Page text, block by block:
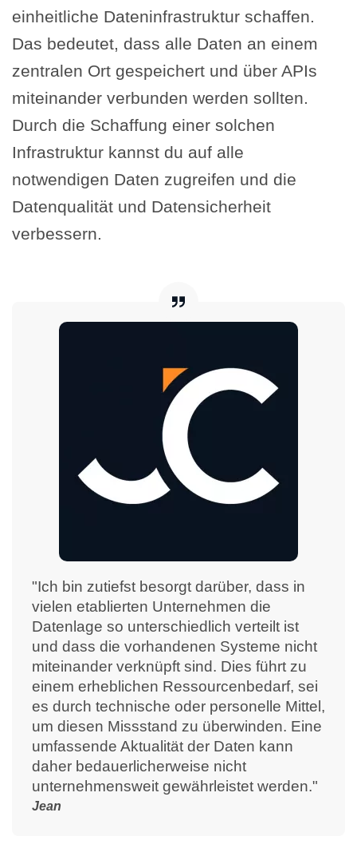
einheitliche Dateninfrastruktur schaffen.
Das bedeutet, dass alle Daten an einem
zentralen Ort gespeichert und über APIs
miteinander verbunden werden sollten.
Durch die Schaffung einer solchen
Infrastruktur kannst du auf alle
notwendigen Daten zugreifen und die
Datenqualität und Datensicherheit
verbessern.
"Ich bin zutiefst besorgt darüber, dass in
vielen etablierten Unternehmen die
Datenlage so unterschiedlich verteilt ist
und dass die vorhandenen Systeme nicht
miteinander verknüpft sind. Dies führt zu
einem erheblichen Ressourcenbedarf, sei
es durch technische oder personelle Mittel,
um diesen Missstand zu überwinden. Eine
umfassende Aktualität der Daten kann
daher bedauerlicherweise nicht
unternehmensweit gewährleistet werden."
Jean